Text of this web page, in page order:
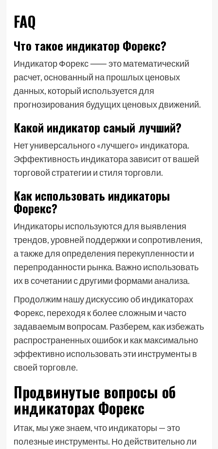
FAQ
Что такое индикатор Форекс?
Индикатор Форекс ⸺ это математический
расчет, основанный на прошлых ценовых
данных, который используется для
прогнозирования будущих ценовых движений.
Какой индикатор самый лучший?
Нет универсального «лучшего» индикатора.
Эффективность индикатора зависит от вашей
торговой стратегии и стиля торговли.
Как использовать индикаторы
Форекс?
Индикаторы используются для выявления
трендов, уровней поддержки и сопротивления,
а также для определения перекупленности и
перепроданности рынка. Важно использовать
их в сочетании с другими формами анализа.
Продолжим нашу дискуссию об индикаторах
Форекс, переходя к более сложным и часто
задаваемым вопросам. Разберем, как избежать
распространенных ошибок и как максимально
эффективно использовать эти инструменты в
своей торговле.
Продвинутые вопросы об
индикаторах Форекс
Итак, мы уже знаем, что индикаторы — это
полезные инструменты. Но действительно ли